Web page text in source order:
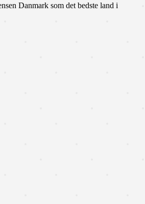
Danmark som det bedste land i